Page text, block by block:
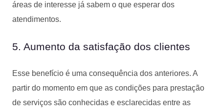
áreas de interesse já sabem o que esperar dos
atendimentos.
5. Aumento da satisfação dos clientes
Esse benefício é uma consequência dos anteriores. A
partir do momento em que as condições para prestação
de serviços são conhecidas e esclarecidas entre as